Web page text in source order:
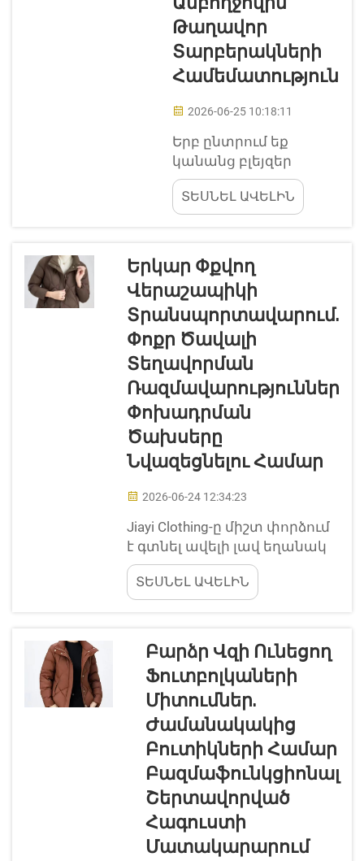
բամբակը մշակվում և
հավաքվում է այնպիսի
եղանակով, որը
օգտակար է
միջավայրի համար և
նաև ...
Թաղավոր
Տարբերակների
Համեմատություն
2026-06-25 10:18:11
Երբ ընտրում եք
կանանց բլեյզեր
վերարկու, կարող եք
շփոթվել՝ ընտրելով
առանց ստվարաթղթի
ստվարաթղթով
պատված
տարբերակը: Jiayi
Clothing-ում մենք միշտ
ձգտում ենք
առաջարկել տարբեր
պահանջների և ոճի
համապատասխանող
տարբերակներ:
Բլեյզերներ, որոնք
կարող եք կրել
աշխատանքի,
մասնակցելու համար
նաև անվճար
ժամանցի ժամանակ:
ՏԵՍՆԵԼ ԱՎԵԼԻՆ
Երկար Փքվող
Վերաշապիկի
Տրանսպորտավարում.
Փոքր Ծավալի
Տեղավորման
Ռազմավարություններ
Փոխադրման
Ծախսերը
Նվազեցնելու Համար
2026-06-24 12:34:23
Jiayi Clothing-ը միշտ փորձում
է գտնել ավելի լավ եղանակ
մեր երկար փափուկ
վերնաշապիկների
առաքման համար։ Մենք
հետաքրքիր մեթոդ՝
վակուումային
փաթեթավորումը։ Սա
նշանակում է, որ մենք
փաթեթից հեռացնում ենք
օդը, որի արդյունքում
վերնաշապիկները դառնում
են զգալիորեն փոքր և նաև
թեթև։ Դա մեզ օգնում է
տեղավորել ավելի շատ...
ՏԵՍՆԵԼ ԱՎԵԼԻՆ
Բարձր Վզի Ունեցող
Ֆուտբոլկաների
Միտումներ.
Ժամանակակից
Բուտիկների Համար
Բազմաֆունկցիոնալ
Շերտավորված
Հագուստի
Մատակարարում